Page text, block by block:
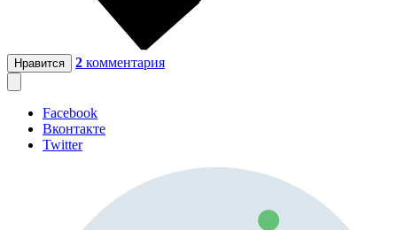
Нравится 2 комментария
Facebook
Вконтакте
Twitter